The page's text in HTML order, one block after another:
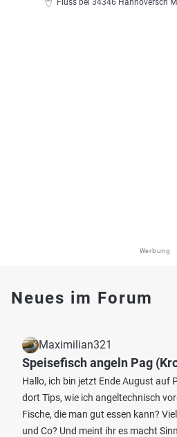
Fluss bei 34346 Hannoversch
Werbung
Neues im Forum
Maximilian321
Speisefisch angeln Pag
Hallo, ich bin jetzt Ende August auf
dort Tips, wie ich angeltechnisch
Fische, die man gut essen kann?
und Co? Und meint ihr es macht